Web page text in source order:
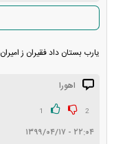
یارب بستان داد فقیران ز امیران
اهورا
2
1
۲۲:۰۴ - ۱۳۹۹/۰۴/۱۷